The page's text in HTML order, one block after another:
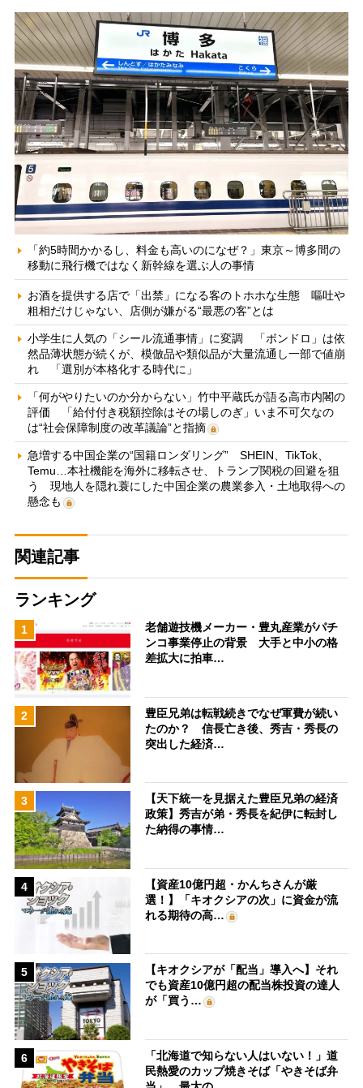
「約5時間かかるし、料金も高いのになぜ？」東京～博多間の
移動に飛行機ではなく新幹線を選ぶ人の事情
お酒を提供する店で「出禁」になる客のトホホな生態 嘔吐や
粗相だけじゃない、店側が嫌がる“最悪の客”とは
小学生に人気の「シール流通事情」に変調 「ボンドロ」は依
然品薄状態が続くが、模倣品や類似品が大量流通し一部で値崩
れ 「選別が本格化する時代に」
「何がやりたいのか分からない」竹中平蔵氏が語る高市内閣の
評価 「給付付き税額控除はその場しのぎ」いま不可欠なの
は“社会保障制度の改革議論”と指摘
急増する中国企業の“国籍ロンダリング” SHEIN、TikTok、
Temu…本社機能を海外に移転させ、トランプ関税の回避を狙
う 現地人を隠れ蓑にした中国企業の農業参入・土地取得への
懸念も
関連記事
ランキング
1
老舗遊技機メーカー・豊丸産業がパチ
ンコ事業停止の背景 大手と中小の格
差拡大に拍車…
2
豊臣兄弟は転戦続きでなぜ軍費が続い
たのか？ 信長亡き後、秀吉・秀長の
突出した経済…
3
【天下統一を見据えた豊臣兄弟の経済
政策】秀吉が弟・秀長を紀伊に転封し
た納得の事情…
4
【資産10億円超・かんちさんが厳
選！】「キオクシアの次」に資金が流
れる期待の高…
5
【キオクシアが「配当」導入へ】それ
でも資産10億円超の配当株投資の達人
が「買う…
6
「北海道で知らない人はいない！」道
民熱愛のカップ焼きそば「やきそば弁